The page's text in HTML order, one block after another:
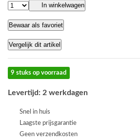
In winkelwagen
Bewaar als favoriet
Vergelijk dit artikel
9 stuks op voorraad
Levertijd: 2 werkdagen
Snel in huis
Laagste prijsgarantie
Geen verzendkosten